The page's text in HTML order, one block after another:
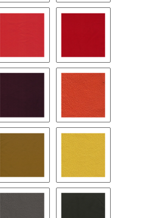
20094450 - milka lila4500 - lavendel
4750 - sunset 4800 - hellrot 11
5000 - bordeaux6000 - orange
6170 - melone 6200 - zitrone